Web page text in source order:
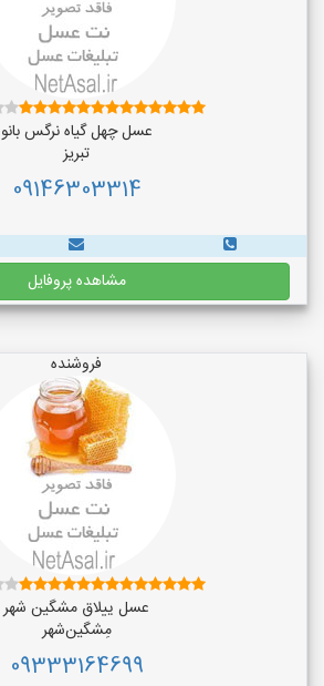
عسل چهل گیاه نرگس بانو
تبریز
09146303314
مشاهده پروفایل
فروشنده
عسل ییلاق مشگین شهر
مِشگین‌شهر
09333164699